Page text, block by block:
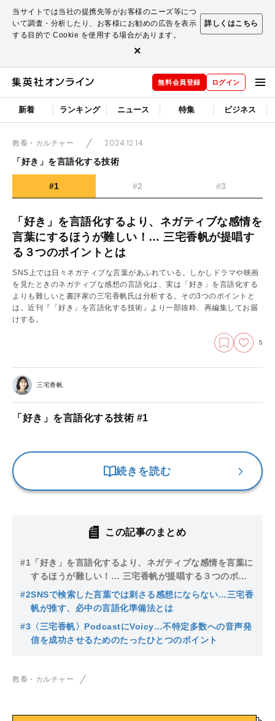
当サイトでは当社の提携先等がお客様のニーズ等につ
いて調査・分析したり、お客様にお勧めの広告を表示
する目的で Cookie を使用する場合があります。
詳しくはこちら
×
無料会員登録 ログイン
新着 ランキング ニュース 特集 ビジネス
教養・カルチャー
2024.12.14
「好き」を言語化する技術
#1 #2 #3
「好き」を言語化するより、ネガティブな感情を
言葉にするほうが難しい！… 三宅香帆が提唱す
る３つのポイントとは
SNS上では日々ネガティブな言葉があふれている。しかしドラマや映画
を見たときのネガティブな感想の言語化は、実は「好き」を言語化する
よりも難しいと書評家の三宅香帆氏は分析する。その3つのポイントと
は。近刊『「好き」を言語化する技術』より一部抜粋、再編集してお届
けする。
5
三宅香帆
「好き」を言語化する技術 #1
続きを読む
この記事のまとめ
#1 「好き」を言語化するより、ネガティブな感情を言葉に
するほうが難しい！… 三宅香帆が提唱する３つのポイ
ントとは
#2SNSで検索した言葉では刺さる感想にならない…三宅香
帆が推す、必中の言語化準備法とは
#3 〈三宅香帆〉PodcastにVoicy…不特定多数への音声発
信を成功させるためのたったひとつのポイント
教養・カルチャー